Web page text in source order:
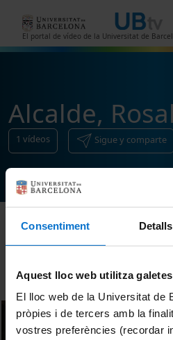
Consentiment Detalls
Aquest lloc web utilitza galetes
El lloc web de la Universitat de
pròpies i de tercers amb la
vostres preferències (recordar
El portal de vídeo de la Universitat de
Alcalde,
1 vídeos Sigue y comparte
Ordenar